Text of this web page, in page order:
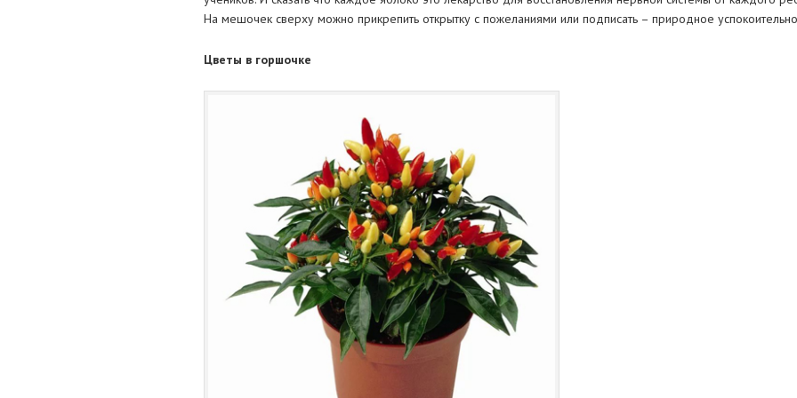
На мешочек сверху можно прикрепить открытку с пожеланиями или подписать – природное
Цветы в горшочке